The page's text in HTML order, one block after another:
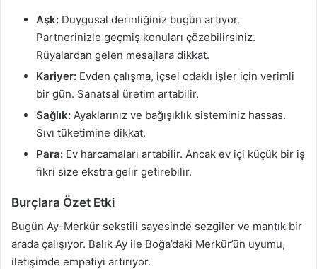
Aşk: Duygusal derinliğiniz bugün artıyor.
Partnerinizle geçmiş konuları çözebilirsiniz.
Rüyalardan gelen mesajlara dikkat.
Kariyer: Evden çalışma, içsel odaklı işler için verimli
bir gün. Sanatsal üretim artabilir.
Sağlık: Ayaklarınız ve bağışıklık sisteminiz hassas.
Sıvı tüketimine dikkat.
Para: Ev harcamaları artabilir. Ancak ev içi küçük bir iş
fikri size ekstra gelir getirebilir.
Burçlara Özet Etki
Bugün Ay-Merkür sekstili sayesinde sezgiler ve mantık bir
arada çalışıyor. Balık Ay ile Boğa’daki Merkür’ün uyumu,
iletişimde empatiyi artırıyor.